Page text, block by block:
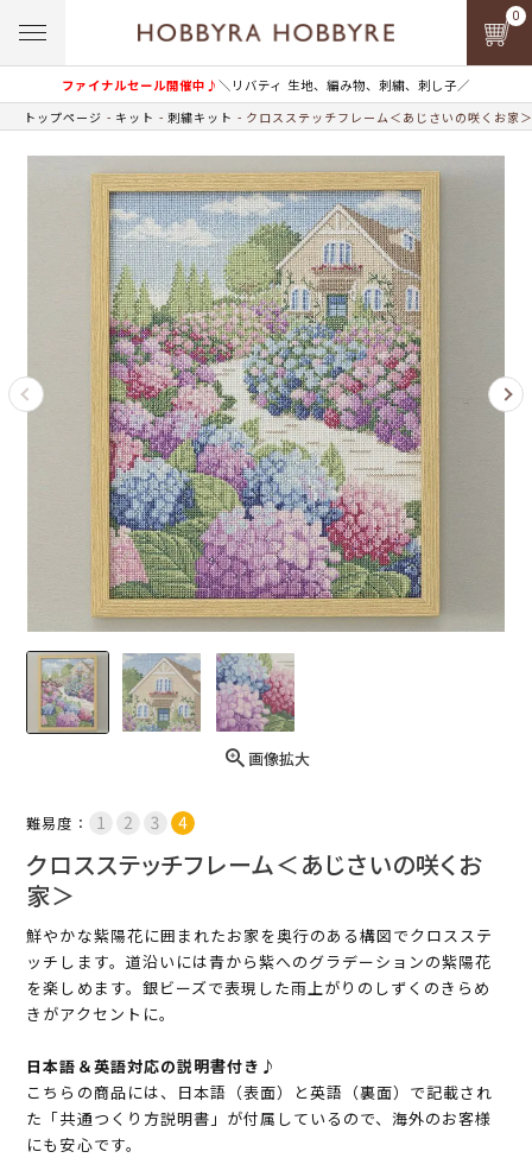
ファイナルセール開催中♪＼リバティ 生地、編み物、刺繍、刺し子／
0
トップページ キット 刺繍キット クロスステッチフレーム＜あじさいの咲くお家＞
画像拡大
難易度：
クロスステッチフレーム＜あじさいの咲くお
家＞
鮮やかな紫陽花に囲まれたお家を奥行のある構図でクロスステ
ッチします。道沿いには青から紫へのグラデーションの紫陽花
を楽しめます。銀ビーズで表現した雨上がりのしずくのきらめ
きがアクセントに。
日本語＆英語対応の説明書付き♪
こちらの商品には、日本語（表面）と英語（裏面）で記載され
た「共通つくり方説明書」が付属しているので、海外のお客様
にも安心です。